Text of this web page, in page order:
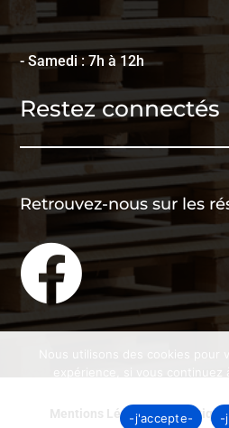
- Samedi : 7h à 12h
Restez connectés
Retrouvez-nous sur les

Mentions Légales
Politique
-j'accepte-
-